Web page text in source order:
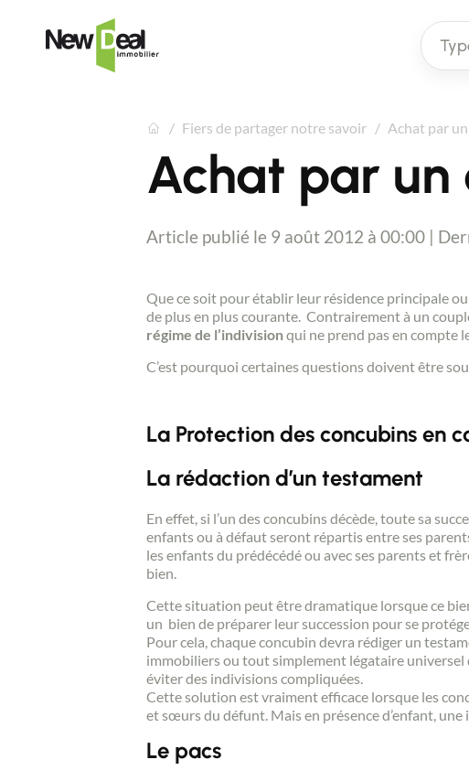
Achat par un
Fiers de partager notre savoir Achat par
Article publié le 9 août 2012 à 00:00 |
Que ce soit pour établir leur résidence principale
de plus en plus courante. Contrairement à un
régime de l’indivisionqui ne prend pas en compte
C’est pourquoi certaines questions doivent être
La Protection des concubins en
La rédaction d’un testament
En effet, si l’un des concubins décède, toute sa
enfants ou à défaut seront répartis entre ses
les enfants du prédécédé ou avec ses parents et
bien.
Cette situation peut être dramatique lorsque ce
un bien de préparer leur succession pour se
Pour cela, chaque concubin devra rédiger un
immobiliers ou tout simplement légataire universel
éviter des indivisions compliquées.
Cette solution est vraiment efficace lorsque les
et sœurs du défunt. Mais en présence d’enfant,
Le pacs